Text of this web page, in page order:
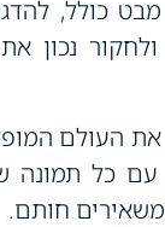
כולל,
נכון
את העולם
עם כל תמונה
חותם.